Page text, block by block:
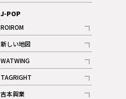
記事
J-POP
ROIROM
記事
新しい地図
記事
WATWING
記事
TAGRIGHT
記事
吉本興業